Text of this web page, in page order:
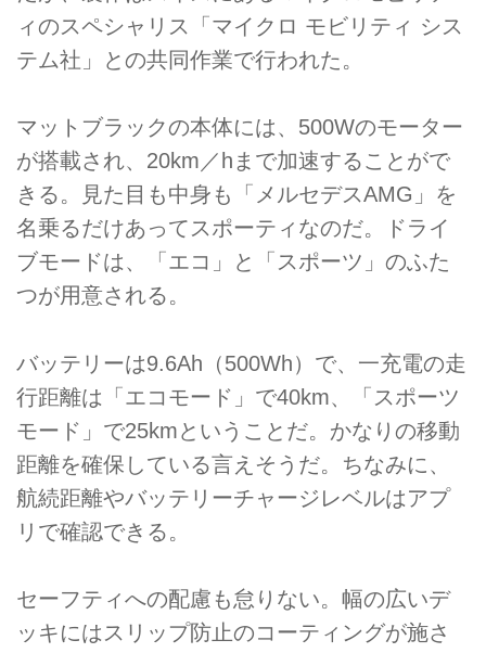
ィのスペシャリス「マイクロ モビリティ シス
テム社」との共同作業で行われた。
マットブラックの本体には、500Wのモーター
が搭載され、20km／hまで加速することがで
きる。見た目も中身も「メルセデスAMG」を
名乗るだけあってスポーティなのだ。ドライ
ブモードは、「エコ」と「スポーツ」のふた
つが用意される。
バッテリーは9.6Ah（500Wh）で、一充電の走
行距離は「エコモード」で40km、「スポーツ
モード」で25kmということだ。かなりの移動
距離を確保している言えそうだ。ちなみに、
航続距離やバッテリーチャージレベルはアプ
リで確認できる。
セーフティへの配慮も怠りない。幅の広いデ
ッキにはスリップ防止のコーティングが施さ